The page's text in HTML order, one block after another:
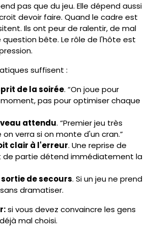
pas que du jeu. Elle dépend aussi
devoir faire. Quand le cadre est
Ils ont peur de ralentir, de mal
question bête. Le rôle de l'hôte est
suffisent :
de la soirée. “On joue pour
pas pour optimiser chaque
attendu. “Premier jeu très
verra si on monte d'un cran.”
clair à l'erreur. Une reprise de
de partie détend immédiatement la
de secours. Si un jeu ne prend
dramatiser.
si vous devez convaincre les gens
mal choisi.